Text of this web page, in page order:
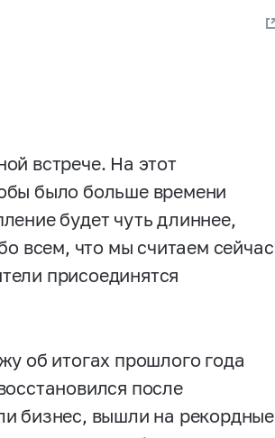
встрече. На этот
было больше времени
будет чуть длиннее,
всем, что мы считаем сейчас
присоединятся
об итогах прошлого года
после
бизнес, вышли на рекордные